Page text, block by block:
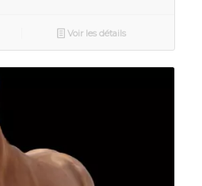
Voir les détails